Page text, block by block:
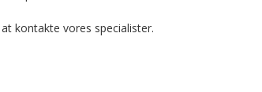
kontakte vores specialister.